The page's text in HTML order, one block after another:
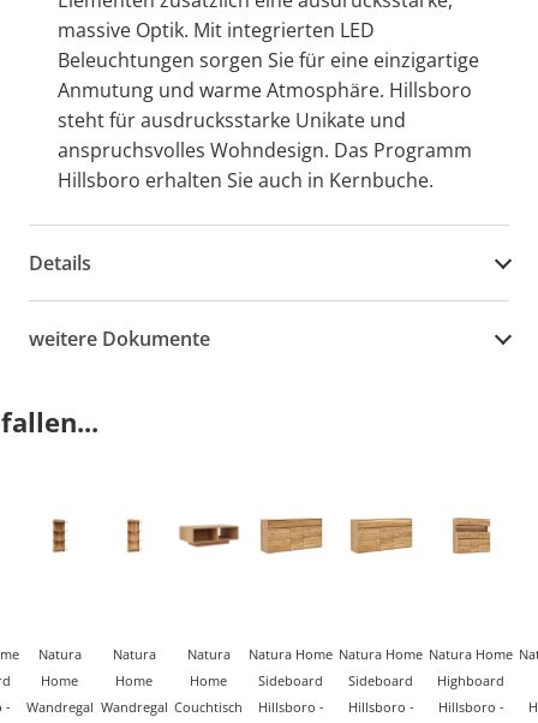
massive Optik. Mit integrierten LED
Beleuchtungen sorgen Sie für eine einzigartige
Anmutung und warme Atmosphäre. Hillsboro
steht für ausdrucksstarke Unikate und
anspruchsvolles Wohndesign. Das Programm
Hillsboro erhalten Sie auch in Kernbuche.
Details
weitere Dokumente
-
Natura
Home
Wandregal
Natura
Home
Wandregal
Natura
Home
Couchtisch
Natura Home
Sideboard
Hillsboro -
Natura Home
Sideboard
Hillsboro -
Natura Home
Highboard
Hillsboro -